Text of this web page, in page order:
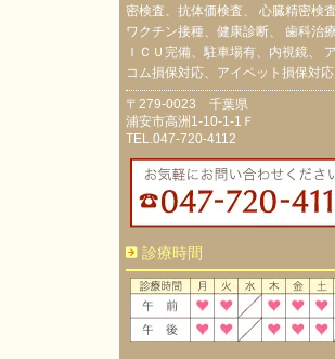
密検査、抗体価検査、 心臓精密検査
ワクチン接種、健康診断、 歯科治療
ＩＣＵ完備、駐車場有、内視鏡、
コム損保対応、アイペット損保対応
〒279-0023 千葉県
浦安市高洲1-10-1-1Ｆ
TEL.047-720-4112
診療時間